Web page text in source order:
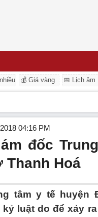
💰 Giá vàng 📅 Lịch âm
04:16 PM
đốc
Thanh Hoá
tâm y tế huyện
kỷ luật do để xảy